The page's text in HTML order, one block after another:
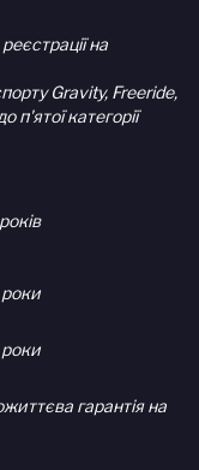
на
Gravity, Freeride,
п'ятої категорії
роки
роки
гарантія на